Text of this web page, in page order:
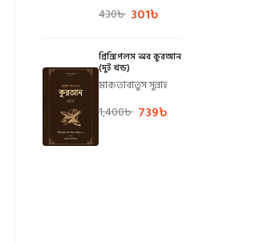
430৳ 301৳
প্রিন্সিপলস অব কুরআন
(দুই খন্ড)
মাকতাবাতুস সুন্নাহ
1,400৳ 739৳